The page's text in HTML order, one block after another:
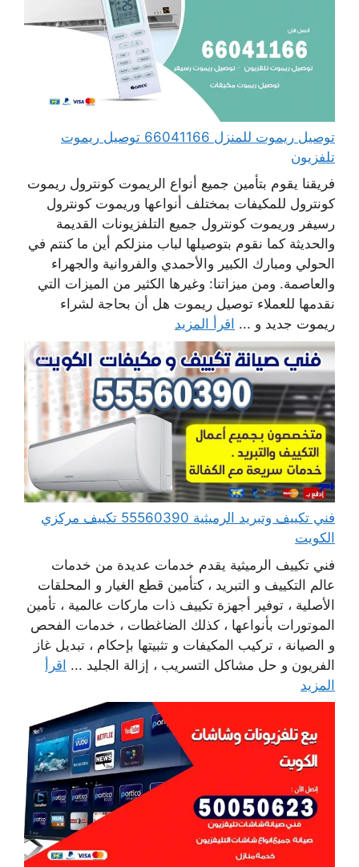
توصيل ريموت للمنزل 66041166 توصيل ريموت
تلفزيون
فريقنا يقوم بتأمين جميع أنواع الريموت كونترول ريموت
كونترول للمكيفات بمختلف أنواعها وريموت كونترول
رسيفر وريموت كونترول جميع التلفزيونات القديمة
والحديثة كما نقوم بتوصيلها لباب منزلكم أين ما كنتم في
الحولي ومبارك الكبير والأحمدي والفروانية والجهراء
والعاصمة. ومن ميزاتنا: وغيرها الكثير من الميزات التي
نقدمها للعملاء توصيل ريموت هل أن بحاجة لشراء
ريموت جديد و ... اقرأ المزيد
فني تكييف وتبريد الرميثية 55560390 تكييف مركزي
الكويت
فني تكييف الرميثية يقدم خدمات عديدة من خدمات
عالم التكييف و التبريد ، كتأمين قطع الغيار و المحلقات
الأصلية ، توفير أجهزة تكييف ذات ماركات عالمية ، تأمين
الموتورات بأنواعها ، كذلك الضاغطات ، خدمات الفحص
و الصيانة ، تركيب المكيفات و تثبيتها بإحكام ، تبديل غاز
الفريون و حل مشاكل التسريب ، إزالة الجليد ... اقرأ
المزيد